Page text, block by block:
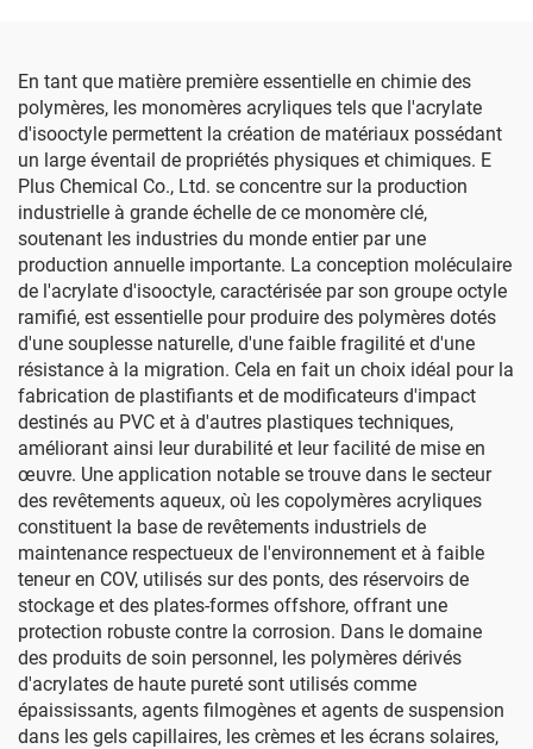
En tant que matière première essentielle en chimie des
polymères, les monomères acryliques tels que l'acrylate
d'isooctyle permettent la création de matériaux possédant
un large éventail de propriétés physiques et chimiques. E
Plus Chemical Co., Ltd. se concentre sur la production
industrielle à grande échelle de ce monomère clé,
soutenant les industries du monde entier par une
production annuelle importante. La conception moléculaire
de l'acrylate d'isooctyle, caractérisée par son groupe octyle
ramifié, est essentielle pour produire des polymères dotés
d'une souplesse naturelle, d'une faible fragilité et d'une
résistance à la migration. Cela en fait un choix idéal pour la
fabrication de plastifiants et de modificateurs d'impact
destinés au PVC et à d'autres plastiques techniques,
améliorant ainsi leur durabilité et leur facilité de mise en
œuvre. Une application notable se trouve dans le secteur
des revêtements aqueux, où les copolymères acryliques
constituent la base de revêtements industriels de
maintenance respectueux de l'environnement et à faible
teneur en COV, utilisés sur des ponts, des réservoirs de
stockage et des plates-formes offshore, offrant une
protection robuste contre la corrosion. Dans le domaine
des produits de soin personnel, les polymères dérivés
d'acrylates de haute pureté sont utilisés comme
épaississants, agents filmogènes et agents de suspension
dans les gels capillaires, les crèmes et les écrans solaires,